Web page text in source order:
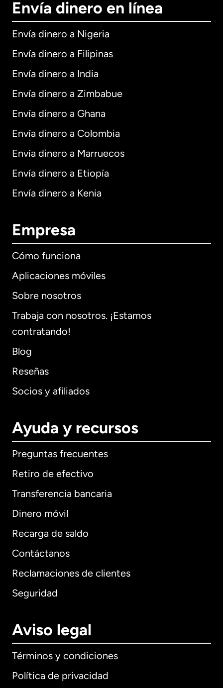
Envía dinero en línea
Envía dinero a Nigeria
Envía dinero a Filipinas
Envía dinero a India
Envía dinero a Zimbabue
Envía dinero a Ghana
Envía dinero a Colombia
Envía dinero a Marruecos
Envía dinero a Etiopía
Envía dinero a Kenia
Empresa
Cómo funciona
Aplicaciones móviles
Sobre nosotros
Trabaja con nosotros. ¡Estamos
contratando!
Blog
Reseñas
Socios y afiliados
Ayuda y recursos
Preguntas frecuentes
Retiro de efectivo
Transferencia bancaria
Dinero móvil
Recarga de saldo
Contáctanos
Reclamaciones de clientes
Seguridad
Aviso legal
Términos y condiciones
Política de privacidad